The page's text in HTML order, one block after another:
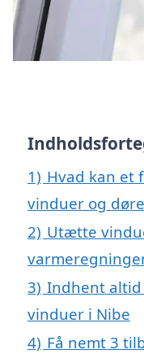
1) Hvad kan et
vinduer og
2) Utætte
3) Indhent
vinduer i Nibe
4) Få nemt 3